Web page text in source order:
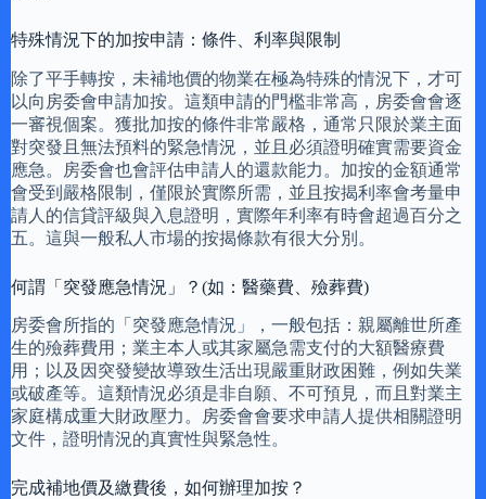
特殊情況下的加按申請：條件、利率與限制
除了平手轉按，未補地價的物業在極為特殊的情況下，才可
以向房委會申請加按。這類申請的門檻非常高，房委會會逐
一審視個案。獲批加按的條件非常嚴格，通常只限於業主面
對突發且無法預料的緊急情況，並且必須證明確實需要資金
應急。房委會也會評估申請人的還款能力。加按的金額通常
會受到嚴格限制，僅限於實際所需，並且按揭利率會考量申
請人的信貸評級與入息證明，實際年利率有時會超過百分之
五。這與一般私人市場的按揭條款有很大分別。
何謂「突發應急情況」？(如：醫藥費、殮葬費)
房委會所指的「突發應急情況」，一般包括：親屬離世所產
生的殮葬費用；業主本人或其家屬急需支付的大額醫療費
用；以及因突發變故導致生活出現嚴重財政困難，例如失業
或破產等。這類情況必須是非自願、不可預見，而且對業主
家庭構成重大財政壓力。房委會會要求申請人提供相關證明
文件，證明情況的真實性與緊急性。
完成補地價及繳費後，如何辦理加按？